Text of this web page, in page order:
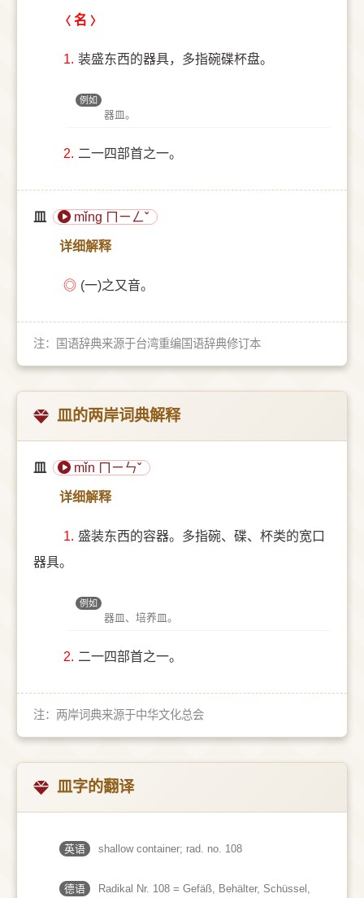
名
1. 装盛东西的器具，多指碗碟杯盘。
例如
器皿。
2. 二一四部首之一。
皿 mǐng ㄇㄧㄥˇ
详细解释
◎ (一)之又音。
注：国语辞典来源于台湾重编国语辞典修订本
皿的两岸词典解释
皿 mǐn ㄇㄧㄣˇ
详细解释
1. 盛装东西的容器。多指碗、碟、杯类的宽口
器具。
例如
器皿、培养皿。
2. 二一四部首之一。
注：两岸词典来源于中华文化总会
皿字的翻译
英语 shallow container; rad. no. 108
德语 Radikal Nr. 108 = Gefäß, Behälter, Schüssel,